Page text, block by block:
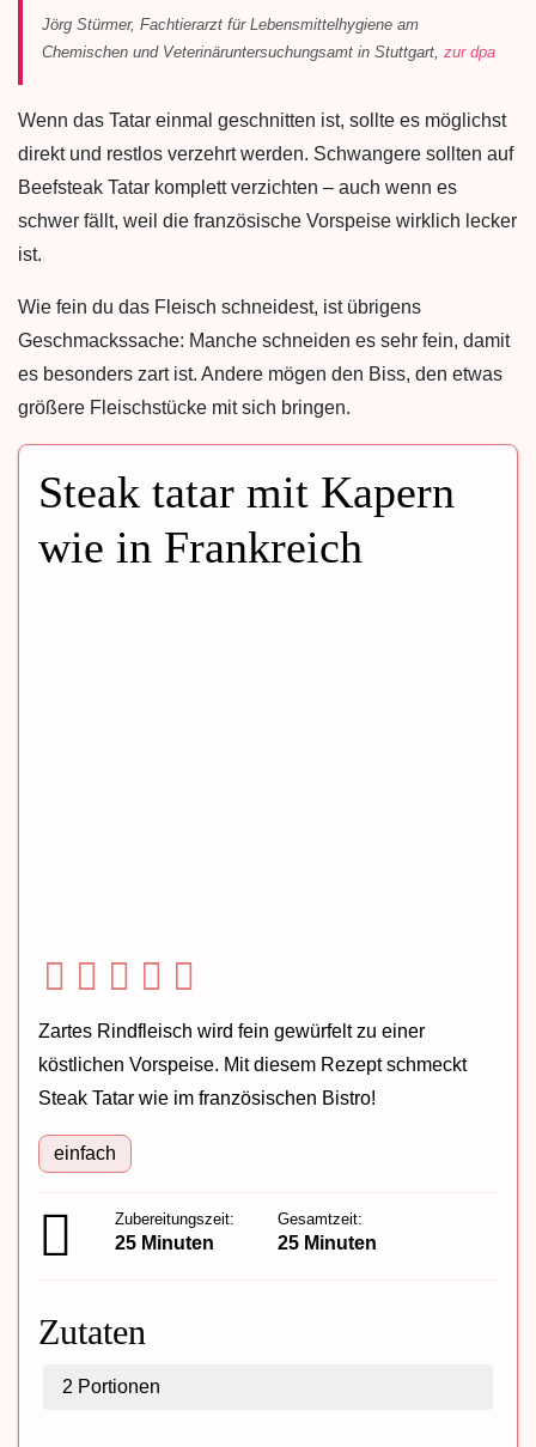
Jörg Stürmer, Fachtierarzt für Lebensmittelhygiene am
Chemischen und Veterinäruntersuchungsamt in Stuttgart, zur dpa
Wenn das Tatar einmal geschnitten ist, sollte es möglichst
direkt und restlos verzehrt werden. Schwangere sollten auf
Beefsteak Tatar komplett verzichten – auch wenn es
schwer fällt, weil die französische Vorspeise wirklich lecker
ist.
Wie fein du das Fleisch schneidest, ist übrigens
Geschmackssache: Manche schneiden es sehr fein, damit
es besonders zart ist. Andere mögen den Biss, den etwas
größere Fleischstücke mit sich bringen.
Steak tatar mit Kapern
wie in Frankreich
Zartes Rindfleisch wird fein gewürfelt zu einer
köstlichen Vorspeise. Mit diesem Rezept schmeckt
Steak Tatar wie im französischen Bistro!
einfach
Zubereitungszeit:
25 Minuten
Gesamtzeit:
25 Minuten
Zutaten
2 Portionen